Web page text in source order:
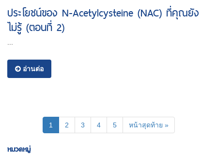
ประโยชน์ของ N-Acetylcysteine (NAC) ที่คุณยัง
ไม่รู้ (ตอนที่ 2)
อ่านต่อ
1 (current)
2 3 4 5 หน้าสุดท้าย »
หมวดหมู่